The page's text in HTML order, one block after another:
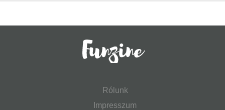
Rólunk
Impresszum